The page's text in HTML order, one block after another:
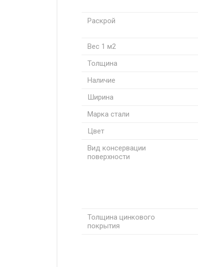
Раскрой
Вес 1 м2
Толщина
Наличие
Ширина
Марка стали
Цвет
Вид консервации
поверхности
Толщина цинкового
покрытия